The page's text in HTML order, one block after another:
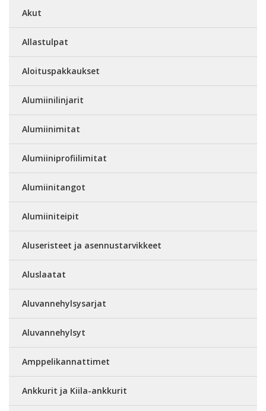
Akut
Allastulpat
Aloituspakkaukset
Alumiinilinjarit
Alumiinimitat
Alumiiniprofiilimitat
Alumiinitangot
Alumiiniteipit
Aluseristeet ja asennustarvikkeet
Aluslaatat
Aluvannehylsysarjat
Aluvannehylsyt
Amppelikannattimet
Ankkurit ja Kiila-ankkurit